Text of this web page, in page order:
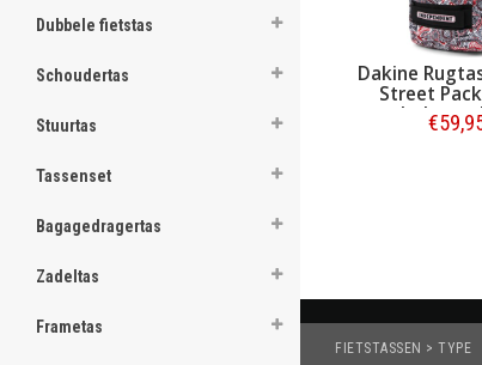
Dubbele fietstas
Schoudertas
Stuurtas
Tassenset
Bagagedragertas
Zadeltas
Frametas
.
.
.
Dakine
Street
FIETSTASSEN > TYPE